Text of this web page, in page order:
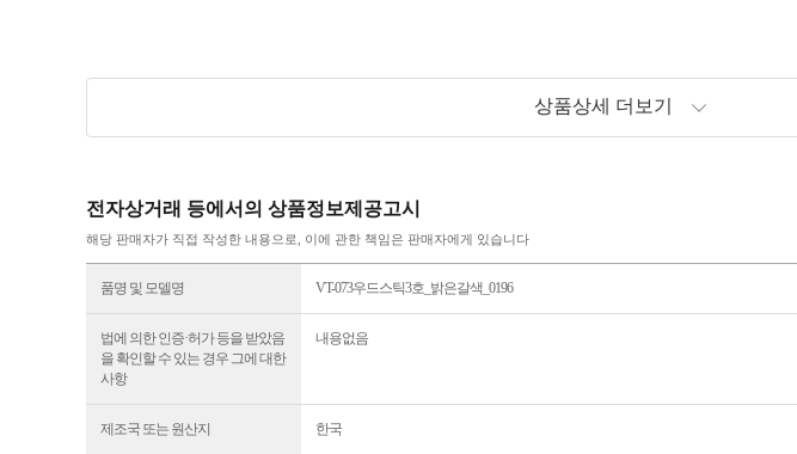
상품상세 더보기
전자상거래 등에서의 상품정보제공고시
해당 판매자가 직접 작성한 내용으로, 이에 관한 책임은 판매자에게 있습니다
품명 및 모델명 VT-073우드스틱3호_밝은갈색_0196
법에 의한 인증·허가 등을 받았음
을 확인할 수 있는 경우 그에 대한
사항
내용없음
제조국 또는 원산지 한국